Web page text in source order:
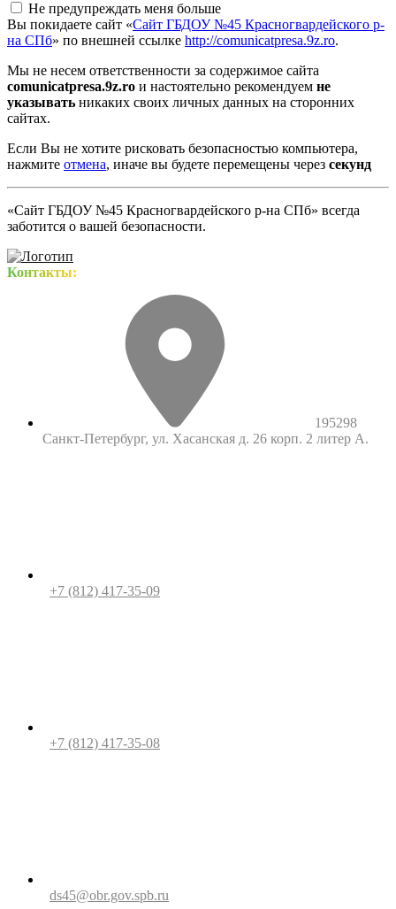
Не предупреждать меня больше
Вы покидаете сайт «Сайт ГБДОУ №45 Красногвардейского р-
на СПб» по внешней ссылке http://comunicatpresa.9z.ro.
Мы не несем ответственности за содержимое сайта
comunicatpresa.9z.ro и настоятельно рекомендуем не
указывать никаких своих личных данных на сторонних
сайтах.
Если Вы не хотите рисковать безопасностью компьютера,
нажмите отмена, иначе вы будете перемещены через секунд
«Сайт ГБДОУ №45 Красногвардейского р-на СПб» всегда
заботится о вашей безопасности.
Контакты:
195298
Санкт-Петербург, ул. Хасанская д. 26 корп. 2 литер А.
+7 (812) 417-35-09
+7 (812) 417-35-08
ds45@obr.gov.spb.ru